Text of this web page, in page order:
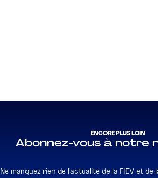
ENCORE PLUS LOIN
Abonnez-vous à notre
Ne manquez rien de l'actualité de la FIEV et de